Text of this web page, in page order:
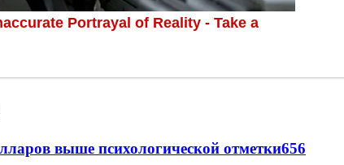
выше психологической отметки656